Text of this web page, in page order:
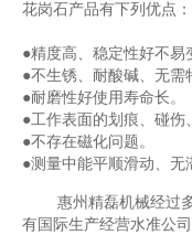
花岗石产品有下列优点：
●精度高、稳定性好不易
●不生锈、耐酸碱、无需
●耐磨性好使用寿命长。
●工作表面的划痕、碰伤
●不存在磁化问题。
●测量中能平顺滑动、无
惠州精磊机械经过
有国际生产经营水准公